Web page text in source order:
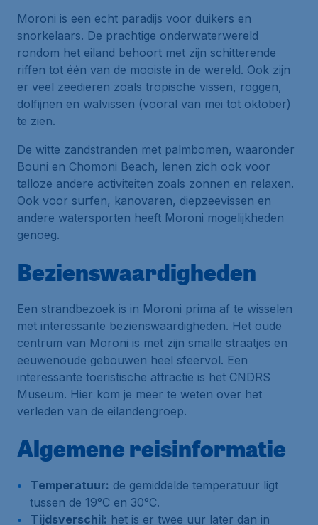
Moroni is een echt paradijs voor duikers en
snorkelaars. De prachtige onderwaterwereld
rondom het eiland behoort met zijn schitterende
riffen tot één van de mooiste in de wereld. Ook zijn
er veel zeedieren zoals tropische vissen, roggen,
dolfijnen en walvissen (vooral van mei tot oktober)
te zien.
De witte zandstranden met palmbomen, waaronder
Bouni en Chomoni Beach, lenen zich ook voor
talloze andere activiteiten zoals zonnen en relaxen.
Ook voor surfen, kanovaren, diepzeevissen en
andere watersporten heeft Moroni mogelijkheden
genoeg.
Bezienswaardigheden
Een strandbezoek is in Moroni prima af te wisselen
met interessante bezienswaardigheden. Het oude
centrum van Moroni is met zijn smalle straatjes en
eeuwenoude gebouwen heel sfeervol. Een
interessante toeristische attractie is het CNDRS
Museum. Hier kom je meer te weten over het
verleden van de eilandengroep.
Algemene reisinformatie
Temperatuur: de gemiddelde temperatuur ligt
tussen de 19°C en 30°C.
Tijdsverschil: het is er twee uur later dan in